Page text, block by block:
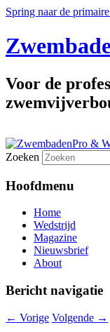
Spring naar de
Voor de
Zoeken
Hoofdmenu
Home
Wedstrijd
Magazine
Nieuwsbrief
About
Bericht navigatie
← Vorige Volgende →